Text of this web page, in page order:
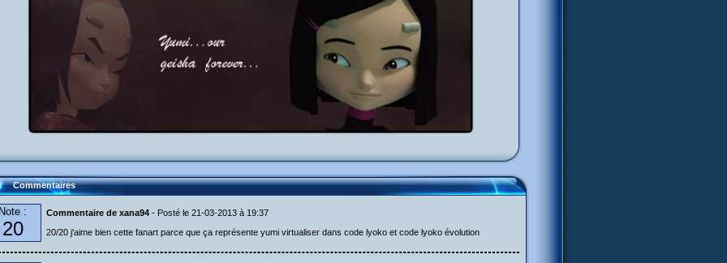
Commentaires
Note :
20
Commentaire de xana94 - Posté le 21-03-2013 à 19:37
20/20 j'aime bien cette fanart parce que ça représente yumi virtualiser dans code lyoko et code lyoko évolution